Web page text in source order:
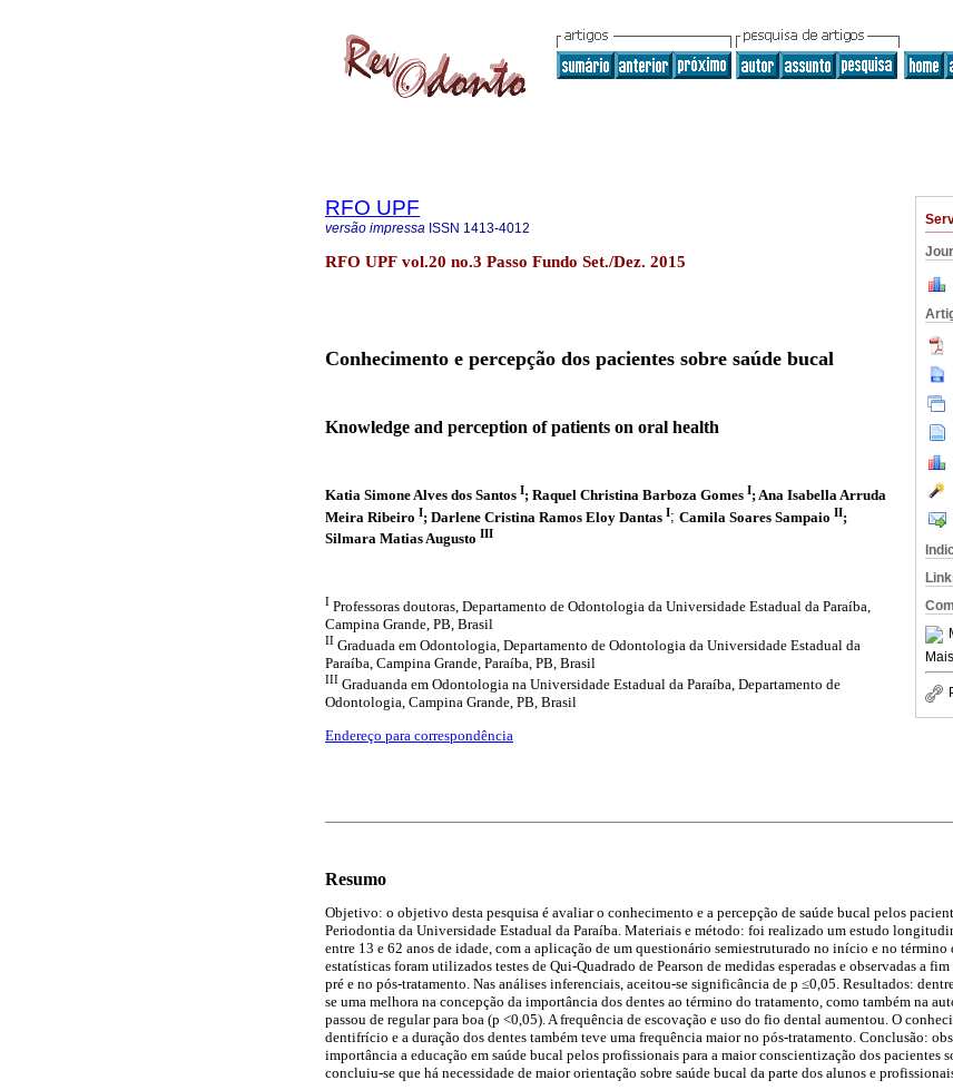
Mais
RFO UPF
versão impressa ISSN 1413-4012
RFO UPF vol.20 no.3 Passo Fundo Set./Dez. 2015
Conhecimento e percepção dos pacientes sobre saúde bucal
Knowledge and perception of patients on oral health
Katia Simone Alves dos Santos I; Raquel Christina Barboza Gomes I;Ana Isabella Arruda
Meira Ribeiro I; Darlene Cristina Ramos Eloy Dantas I; Camila Soares Sampaio II;
Silmara Matias Augusto III
I Professoras doutoras, Departamento de Odontologia da Universidade Estadual da Paraíba,
Campina Grande, PB, Brasil
II Graduada em Odontologia, Departamento de Odontologia da Universidade Estadual da
Paraíba, Campina Grande, Paraíba, PB, Brasil
III Graduanda em Odontologia na Universidade Estadual da Paraíba, Departamento de
Odontologia, Campina Grande, PB, Brasil
Endereço para correspondência
Resumo
Objetivo: o objetivo desta pesquisa é avaliar o conhecimento e a percepção de saúde bucal pelos
Periodontia da Universidade Estadual da Paraíba. Materiais e método: foi realizado um estudo
entre 13 e 62 anos de idade, com a aplicação de um questionário semiestruturado no início e no término
estatísticas foram utilizados testes de Qui-Quadrado de Pearson de medidas esperadas e observadas a
pré e no pós-tratamento. Nas análises inferenciais, aceitou-se significância de p ≤0,05. Resultados:
se uma melhora na concepção da importância dos dentes ao término do tratamento, como também na
passou de regular para boa (p <0,05). A frequência de escovação e uso do fio dental aumentou. O
dentifrício e a duração dos dentes também teve uma frequência maior no pós-tratamento. Conclusão:
importância a educação em saúde bucal pelos profissionais para a maior conscientização dos pacientes
concluiu-se que há necessidade de maior orientação sobre saúde bucal da parte dos alunos e